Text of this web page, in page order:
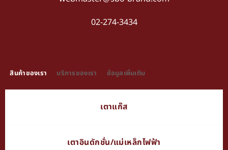
02-274-3434
สินค้าของเรา บริการของเรา ข้อมูลเพิ่มเติม
เตาแก๊ส
เตาอินดักชั่น/แม่เหล็กไฟฟ้า